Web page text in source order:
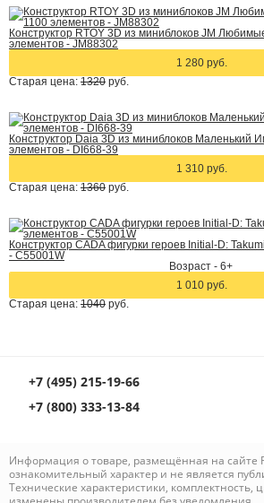
Конструктор RTOY 3D из миниблоков JM
элементов - JM88302
1 280 руб.
Старая цена: 1320 руб.
Конструктор Daia 3D из миниблоков Маленький
элементов - DI668-39
1 310 руб.
Старая цена: 1360 руб.
Конструктор CADA фигурки героев Initial-D:
- C55001W
Возраст - 6+
1 010 руб.
Старая цена: 1040 руб.
+7 (495) 215-19-66
+7 (800) 333-13-84
Информация о товаре, размещённая на сайте
ознакомительный характер и не является
Технические характеристики, комплектность,